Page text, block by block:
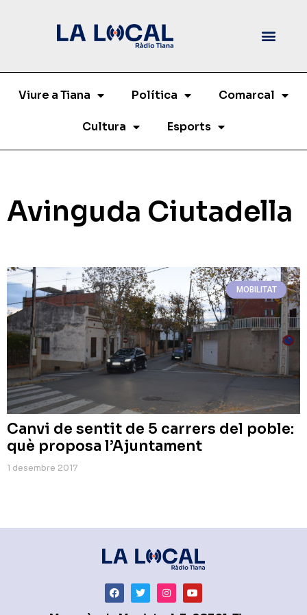
Viure a Tiana Política Comarcal
Cultura Esports
Avinguda Ciutadella
MOBILITAT
Canvi de sentit de 5 carrers del poble:
què proposa l’Ajuntament
1 desembre 2017